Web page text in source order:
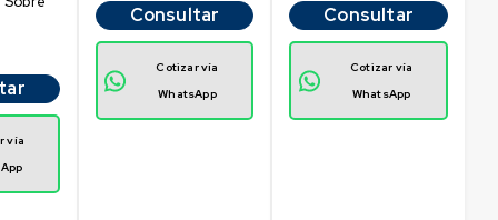
vía
Consultar
Cotizar vía
WhatsApp
Consultar
Cotizar vía
WhatsApp